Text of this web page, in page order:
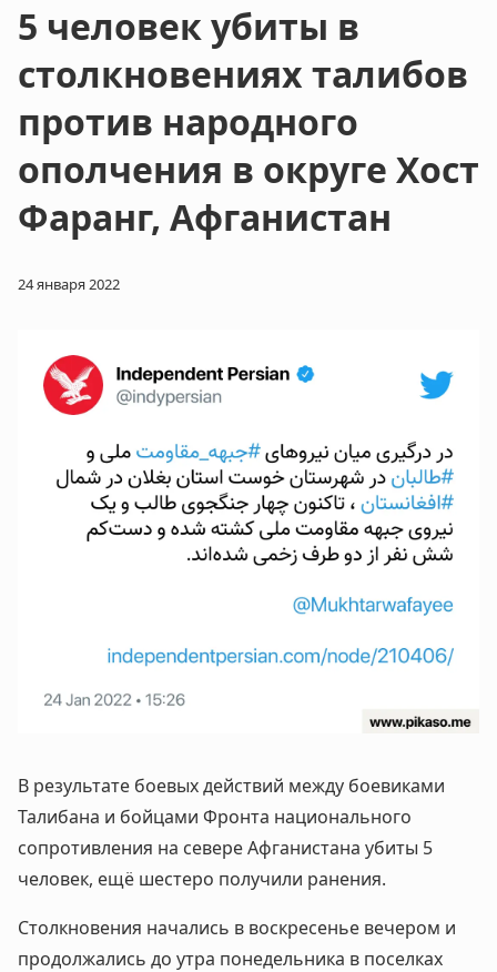
5 человек убиты в
столкновениях талибов
против народного
ополчения в округе Хост
Фаранг, Афганистан
24 января 2022
В результате боевых действий между боевиками
Талибана и бойцами Фронта национального
сопротивления на севере Афганистана убиты 5
человек, ещё шестеро получили ранения.
Столкновения начались в воскресенье вечером и
продолжались до утра понедельника в поселках